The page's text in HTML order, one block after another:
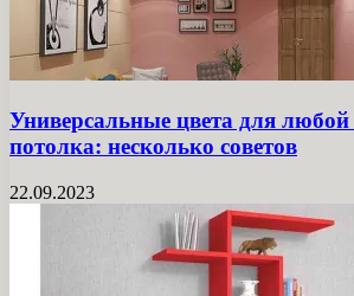
Универсальные цвета для любой
потолка: несколько советов
22.09.2023